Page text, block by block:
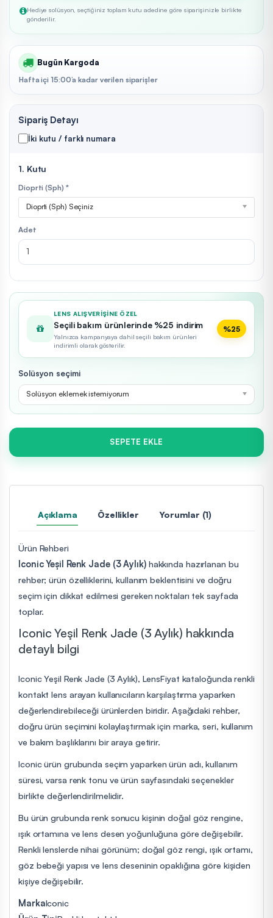
Hediye solüsyon, seçtiğiniz toplam kutu adedine göre siparişinizle birlikte
gönderilir.
Bugün Kargoda
Hafta içi 15:00’a kadar verilen siparişler
Sipariş Detayı
İki kutu / farklı numara
1. Kutu
Dioprti (Sph) *
Dioprti (Sph) Seçiniz
Adet
LENS ALIŞVERIŞINE ÖZEL
Seçili bakım ürünlerinde %25 indirim
Yalnızca kampanyaya dahil seçili bakım ürünleri
indirimli olarak gösterilir.
%25
Solüsyon seçimi
Solüsyon eklemek istemiyorum
SEPETE EKLE
Açıklama Özellikler Yorumlar (1)
Ürün Rehberi
Iconic Yeşil Renk Jade (3 Aylık)hakkında hazırlanan bu
rehber; ürün özelliklerini, kullanım beklentisini ve doğru
seçim için dikkat edilmesi gereken noktaları tek sayfada
toplar.
Iconic Yeşil Renk Jade (3 Aylık) hakkında
detaylı bilgi
Iconic Yeşil Renk Jade (3 Aylık), LensFiyat kataloğunda renkli
kontakt lens arayan kullanıcıların karşılaştırma yaparken
değerlendirebileceği ürünlerden biridir. Aşağıdaki rehber,
doğru ürün seçimini kolaylaştırmak için marka, seri, kullanım
ve bakım başlıklarını bir araya getirir.
Iconic ürün grubunda seçim yaparken ürün adı, kullanım
süresi, varsa renk tonu ve ürün sayfasındaki seçenekler
birlikte değerlendirilmelidir.
Bu ürün grubunda renk sonucu kişinin doğal göz rengine,
ışık ortamına ve lens desen yoğunluğuna göre değişebilir.
Renkli lenslerde nihai görünüm; doğal göz rengi, ışık ortamı,
göz bebeği yapısı ve lens deseninin opaklığına göre kişiden
kişiye değişebilir.
MarkaIconic